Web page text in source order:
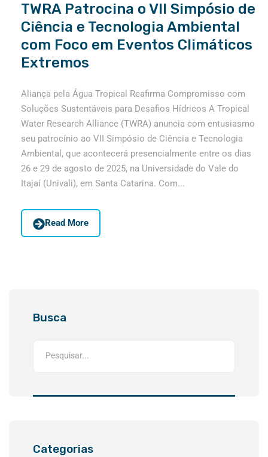
TWRA Patrocina o VII Simpósio de
Ciência e Tecnologia Ambiental
com Foco em Eventos Climáticos
Extremos
Aliança pela Água Tropical Reafirma Compromisso com
Soluções Sustentáveis para Desafios Hídricos A Tropical
Water Research Alliance (TWRA) anuncia com entusiasmo
seu patrocínio ao VII Simpósio de Ciência e Tecnologia
Ambiental, que acontecerá presencialmente entre os dias
26 e 29 de agosto de 2025, na Universidade do Vale do
Itajaí (Univali), em Santa Catarina. Com...
Read More
Busca
Categorias